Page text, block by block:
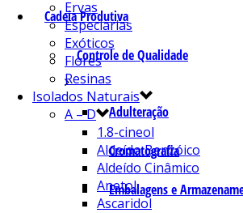
Cadeia Produtiva
Controle de Qualidade
Adulteração
Cromatografia
Embalagens e
Ervas
Especiarias
Exóticos
Flores
Resinas
Isolados Naturais
A – D
1.8-cineol
Aldeído Benzóico
Aldeído Cinâmico
Anetol
Ascaridol